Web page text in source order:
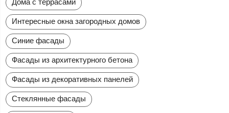
Дома с террасами
Интересные окна загородных домов
Синие фасады
Фасады из архитектурного бетона
Фасады из декоративных панелей
Стеклянные фасады